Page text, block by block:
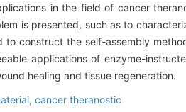
in the field of cancer
is presented, such as to
construct the self-assembly
applications of enzyme-
healing and tissue regeneration.
cancer theranostic